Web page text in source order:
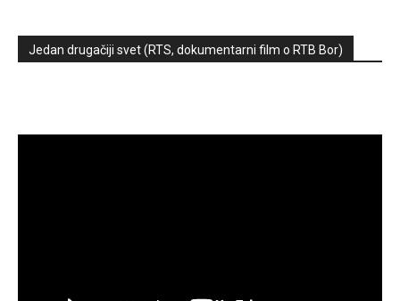
Jedan drugačiji svet (RTS, dokumentarni film o RTB Bor)